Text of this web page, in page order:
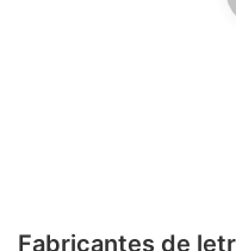
Fabricantes de